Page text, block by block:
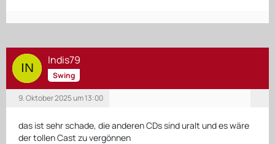
Indis79
Swing
9. Oktober 2025 um 13:00
das ist sehr schade, die anderen CDs sind uralt und es wäre
der tollen Cast zu vergönnen